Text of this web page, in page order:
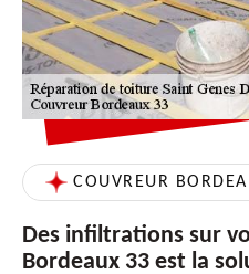
COUVREUR
Des infiltrations sur
Bordeaux 33 est la